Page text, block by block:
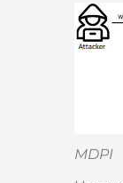
MDPI